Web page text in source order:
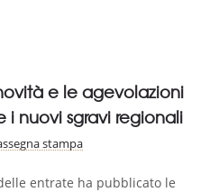
e le agevolazioni
i nuovi sgravi regionali
stampa
entrate ha pubblicato le